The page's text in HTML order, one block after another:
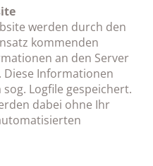
werden durch den
kommenden
an den Server
Diese Informationen
Logfile gespeichert.
dabei ohne Ihr